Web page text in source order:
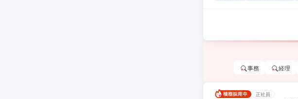
事務 経理
正社員